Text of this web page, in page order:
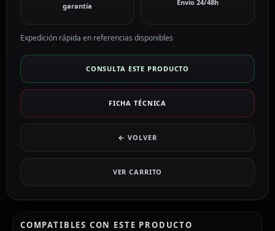
garantía
Envío 24/48h
Expedición rápida en referencias disponibles
CONSULTA ESTE PRODUCTO
FICHA TÉCNICA
← VOLVER
VER CARRITO
COMPATIBLES CON ESTE PRODUCTO